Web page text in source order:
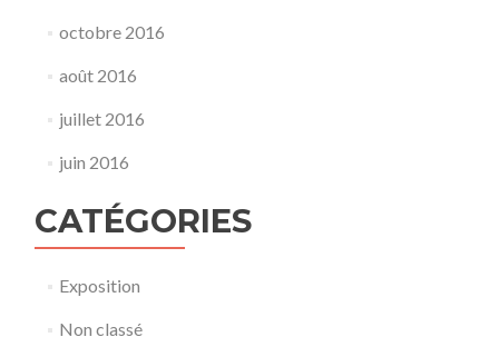
octobre 2016
août 2016
juillet 2016
juin 2016
CATÉGORIES
Exposition
Non classé